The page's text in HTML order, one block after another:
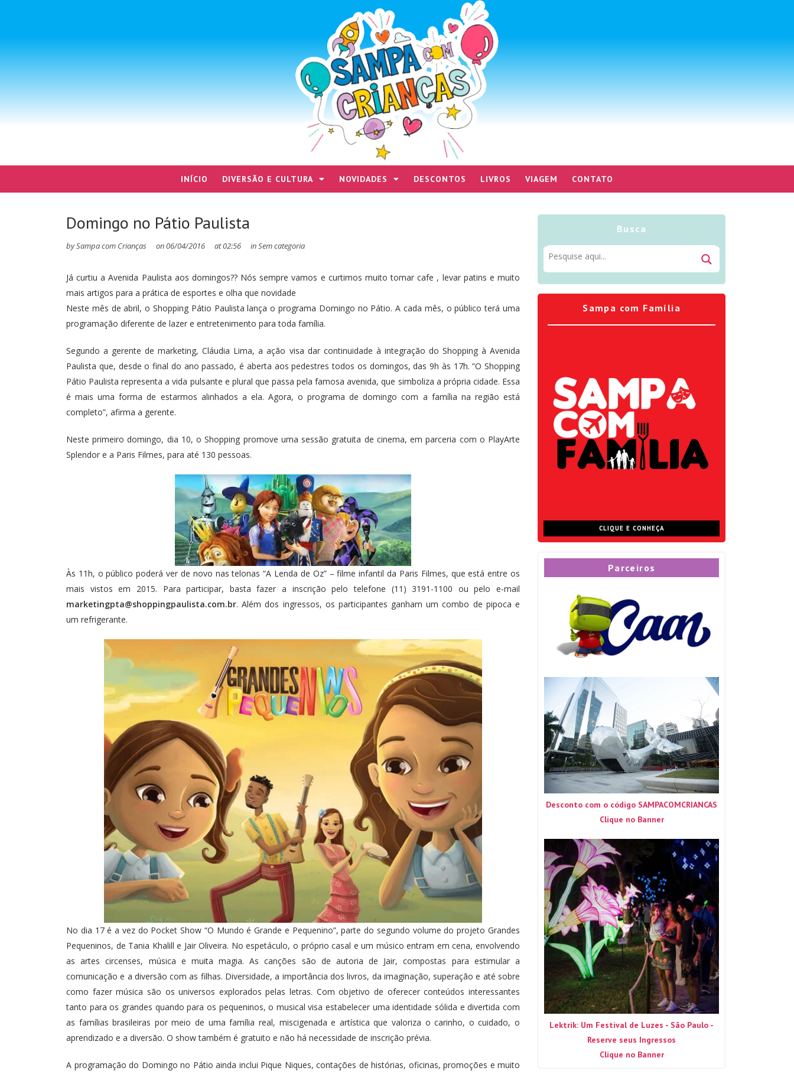
INÍCIO DIVERSÃO E CULTURA NOVIDADES DESCONTOS LIVROS VIAGEM CONTATO
Domingo no Pátio Paulista
bySampa com Crianças on06/04/2016 at02:56 inSem categoria
Já curtiu a Avenida Paulista aos domingos?? Nós sempre vamos e curtimos muito tomar cafe , levar patins e muito
mais artigos para a prática de esportes e olha que novidade
Neste mês de abril, o Shopping Pátio Paulista lança o programa Domingo no Pátio. A cada mês, o público terá uma
programação diferente de lazer e entretenimento para toda família.
Segundo a gerente de marketing, Cláudia Lima, a ação visa dar continuidade à integração do Shopping à Avenida
Paulista que, desde o final do ano passado, é aberta aos pedestres todos os domingos, das 9h às 17h. “O Shopping
Pátio Paulista representa a vida pulsante e plural que passa pela famosa avenida, que simboliza a própria cidade. Essa
é mais uma forma de estarmos alinhados a ela. Agora, o programa de domingo com a família na região está
completo”, afirma a gerente.
Neste primeiro domingo, dia 10, o Shopping promove uma sessão gratuita de cinema, em parceria com o PlayArte
Splendor e a Paris Filmes, para até 130 pessoas.
Às 11h, o público poderá ver de novo nas telonas “A Lenda de Oz” – filme infantil da Paris Filmes, que está entre os
mais vistos em 2015. Para participar, basta fazer a inscrição pelo telefone (11) 3191-1100 ou pelo e-mail
marketingpta@shoppingpaulista.com.br. Além dos ingressos, os participantes ganham um combo de pipoca e
um refrigerante.
No dia 17 é a vez do Pocket Show “O Mundo é Grande e Pequenino”, parte do segundo volume do projeto Grandes
Pequeninos, de Tania Khalill e Jair Oliveira. No espetáculo, o próprio casal e um músico entram em cena, envolvendo
as artes circenses, música e muita magia. As canções são de autoria de Jair, compostas para estimular a
comunicação e a diversão com as filhas. Diversidade, a importância dos livros, da imaginação, superação e até sobre
como fazer música são os universos explorados pelas letras. Com objetivo de oferecer conteúdos interessantes
tanto para os grandes quando para os pequeninos, o musical visa estabelecer uma identidade sólida e divertida com
as famílias brasileiras por meio de uma família real, miscigenada e artística que valoriza o carinho, o cuidado, o
aprendizado e a diversão. O show também é gratuito e não há necessidade de inscrição prévia.
A programação do Domingo no Pátio ainda inclui Pique Niques, contações de histórias, oficinas, promoções e muito
Busca
Sampa com Família
CLIQUE E CONHEÇA
Parceiros
Desconto com o código SAMPACOMCRIANCAS
Clique no Banner
Lektrik: Um Festival de Luzes - São Paulo -
Reserve seus Ingressos
Clique no Banner